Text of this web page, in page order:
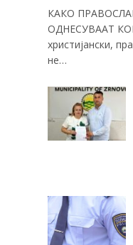
КАКО
ОДНЕСУВААТ
христијански,
не…